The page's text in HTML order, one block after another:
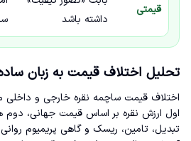
قیمتی
داشته باشد
تحلیل اختلاف قیمت به زبان
اختلاف قیمت ساچمه نقره خارجی و
اول ارزش نقره بر اساس قیمت جهانی، دوم
تبدیل، تامین، ریسک و گاهی پریمیوم روانی